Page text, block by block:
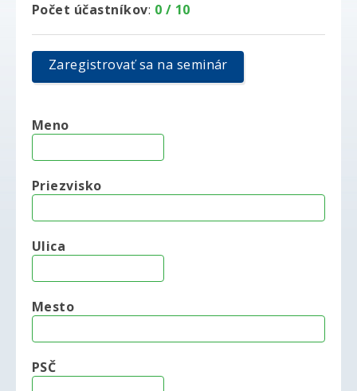
Počet účastníkov: 0 / 10
Zaregistrovať sa na seminár
Meno
Priezvisko
Ulica
Mesto
PSČ